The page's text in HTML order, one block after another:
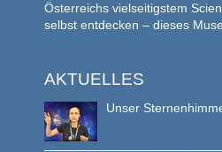
Österreichs vielseitigstem
selbst entdecken – dieses
AKTUELLES
Unser